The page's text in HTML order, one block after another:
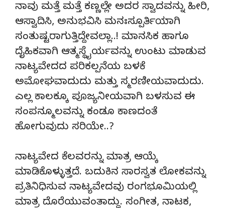
ನಾವು ಮತ್ತೆ ಮತ್ತೆ ಕಣ್ಣಲ್ಲೇ ಅದರ ಸ್ವಾದವನ್ನು ಹೀರಿ,
ಆಸ್ವಾದಿಸಿ, ಅನುಭವಿಸಿ ಮನಃಸ್ಪೂರ್ತಿಯಾಗಿ
ಸಂತುಷ್ಟರಾಗುತ್ತಿದ್ದೇವಲ್ಲಾ..! ಮಾನಸಿಕ ಹಾಗೂ
ದೈಹಿಕವಾಗಿ ಆತ್ಮಸ್ಥೈರ್ಯವನ್ನು ಉಂಟು ಮಾಡುವ
ನಾಟ್ಯವೇದದ ಪರಿಕಲ್ಪನೆಯ ಬಳಕೆ
ಅಮೋಘವಾದುದು ಮತ್ತು ಸ್ಮರಣೀಯವಾದುದು.
ಎಲ್ಲ ಕಾಲಕ್ಕೂ ಪೂಜ್ಯನೀಯವಾಗಿ ಬಳಸುವ ಈ
ಸಂಪನ್ಮೂಲವನ್ನು ಕಂಡೂ ಕಾಣದಂತೆ
ಹೋಗುವುದು ಸರಿಯೇ..?
ನಾಟ್ಯವೇದ ಕೆಲವರನ್ನು ಮಾತ್ರ ಆಯ್ಕೆ
ಮಾಡಿಕೊಳ್ಳುತ್ತದೆ. ಬದುಕಿನ ಸಾರಸ್ವತ ಲೋಕವನ್ನು
ಪ್ರತಿನಿಧಿಸುವ ನಾಟ್ಯವೇದವು ರಂಗಭೂಮಿಯಲ್ಲಿ
ಮಾತ್ರ ದೊರೆಯುವಂತಾದ್ದು. ಸಂಗೀತ, ನಾಟಕ,